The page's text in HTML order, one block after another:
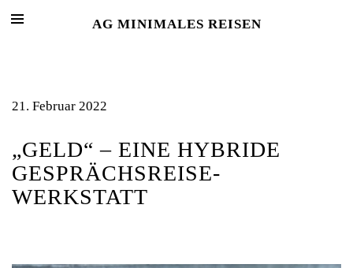
AG MINIMALES REISEN
21. Februar 2022
„GELD“ – EINE HYBRIDE
GESPRÄCHSREISE-
WERKSTATT